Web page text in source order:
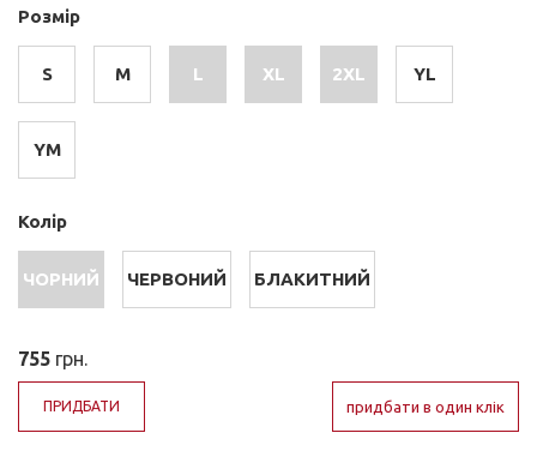
Розмір
S M L XL 2XL YL
YM
Колір
ЧОРНИЙ ЧЕРВОНИЙ БЛАКИТНИЙ
755 грн.
ПРИДБАТИ придбати в один клік